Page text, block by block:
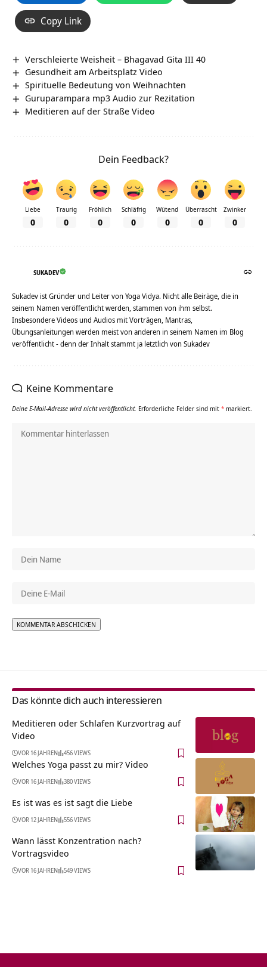
Copy Link
Verschleierte Weisheit – Bhagavad Gita III 40
Gesundheit am Arbeitsplatz Video
Spirituelle Bedeutung von Weihnachten
Guruparampara mp3 Audio zur Rezitation
Meditieren auf der Straße Video
Dein Feedback?
Liebe
0
Traurig
0
Fröhlich
0
Schläfrig
0
Wütend
0
Überrascht
0
Zwinker
0
SUKADEV
Sukadev ist Gründer und Leiter von Yoga Vidya. Nicht alle Beiräge, die in
seinem Namen veröffentlicht werden, stammen von ihm selbst.
Insbesondere Videos und Audios mit Vorträgen, Mantras,
Übungsanleitungen werden meist von anderen in seinem Namen im Blog
veröffentlicht - denn der Inhalt stammt ja letztlich von Sukadev
Keine Kommentare
Deine E-Mail-Adresse wird nicht veröffentlicht. Erforderliche Felder sind mit * markiert.
Das könnte dich auch interessieren
Meditieren oder Schlafen Kurzvortrag auf
Video
VOR 16 JAHREN 456 VIEWS
Welches Yoga passt zu mir? Video
VOR 16 JAHREN 380 VIEWS
Es ist was es ist sagt die Liebe
VOR 12 JAHREN 556 VIEWS
Wann lässt Konzentration nach?
Vortragsvideo
VOR 16 JAHREN 549 VIEWS